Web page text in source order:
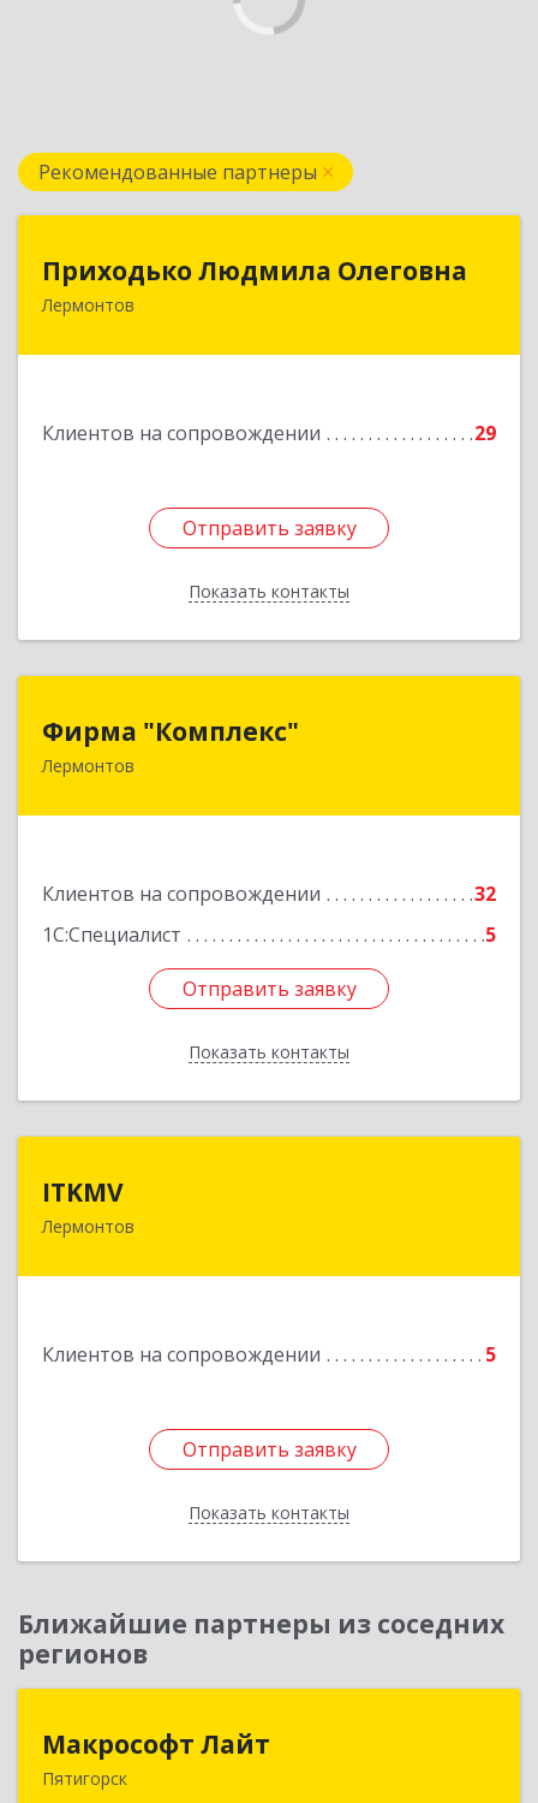
Рекомендованные партнеры
Приходько Людмила Олеговна
Лермонтов
Клиентов на сопровождении 29
Отправить заявку
Показать контакты
357341, Лермонтов г, П.Лумумбы ул, дом №
Отправить заявку
Назад
Фирма "Комплекс"
Лермонтов
Клиентов на сопровождении
32
1С:Специалист
5
Отправить заявку
Показать контакты
357348, Ставропольский край, Лермонтов г,
Отправить заявку
Назад
ITKMV
Лермонтов
Клиентов на сопровождении 5
Отправить заявку
Показать контакты
Отправить заявку
Назад
Ближайшие партнеры из соседних
регионов
Макрософт Лайт
Пятигорск357501, Ставропольский край, Пятигорск г,